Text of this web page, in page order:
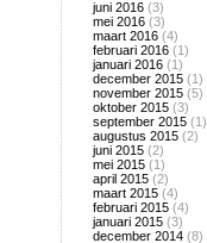
juni 2016 (3)
mei 2016 (3)
maart 2016 (4)
februari 2016 (1)
januari 2016 (1)
december 2015 (1)
november 2015 (5)
oktober 2015 (3)
september 2015 (1)
augustus 2015 (2)
juni 2015 (2)
mei 2015 (1)
april 2015 (2)
maart 2015 (4)
februari 2015 (4)
januari 2015 (3)
december 2014 (8)